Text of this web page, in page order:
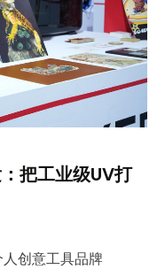
把工业级UV打
创意工具品牌